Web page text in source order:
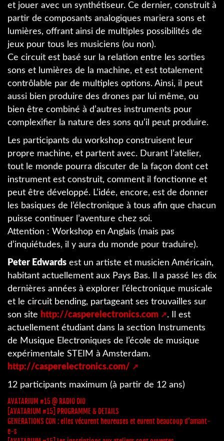
et jouer avec un synthétiseur. Ce dernier, construit à
partir de composants analogiques mariera sons et
lumières, offrant ainsi de multiples possibilités de
jeux pour tous les musiciens (ou non).
Ce circuit est basé sur la relation entre les sorties
sons et lumières de la machine, et est totalement
contrôlable par de multiples options. Ainsi, il peut
aussi bien produire des drones par lui même, ou
bien être combiné à d’autres instruments pour
complexifier la nature des sons qu’il peut produire.
Les participants du workshop construisent leur
propre machine, et partent avec. Durant l’atelier,
tout le monde pourra discuter de la façon dont cet
instrument est construit, comment il fonctionne et
peut être développé. L’idée, encore, est de donner
les basiques de l’électronique à tous afin que chacun
puisse continuer l’aventure chez soi.
Attention : Workshop en Anglais (mais pas
d’inquiétudes, il y aura du monde pour traduire).
Peter Edwards est un artiste et musicien Américain,
habitant actuellement aux Pays Bas. Il a passé les dix
dernières années à explorer l’électronique musicale
et le circuit bending, partageant ses trouvailles sur
son site http://casperelectronics.com
. Il est
actuellement étudiant dans la section Instruments
de Musique Electroniques de l’école de musique
expérimentale STEIM à Amsterdam.
http://casperelectronics.com/
12 participants maximum (à partir de 12 ans)
AVATARIUM #15 @ RADIO DIO
[AVATARIUM #15] PROGRAMME & DETAILS
GENERATIONS CON : elles vécurent heureuses et eurent beaucoup d’amant-
e-s